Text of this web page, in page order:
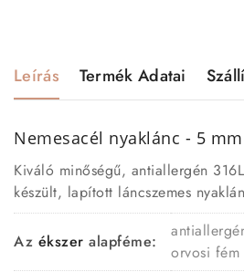
Leírás Termék Adatai
Nemesacél nyaklánc - 5
Kiváló minőségű, antiallergén
készült, lapított láncszemes
Az ékszer alapféme:
orvosi fém